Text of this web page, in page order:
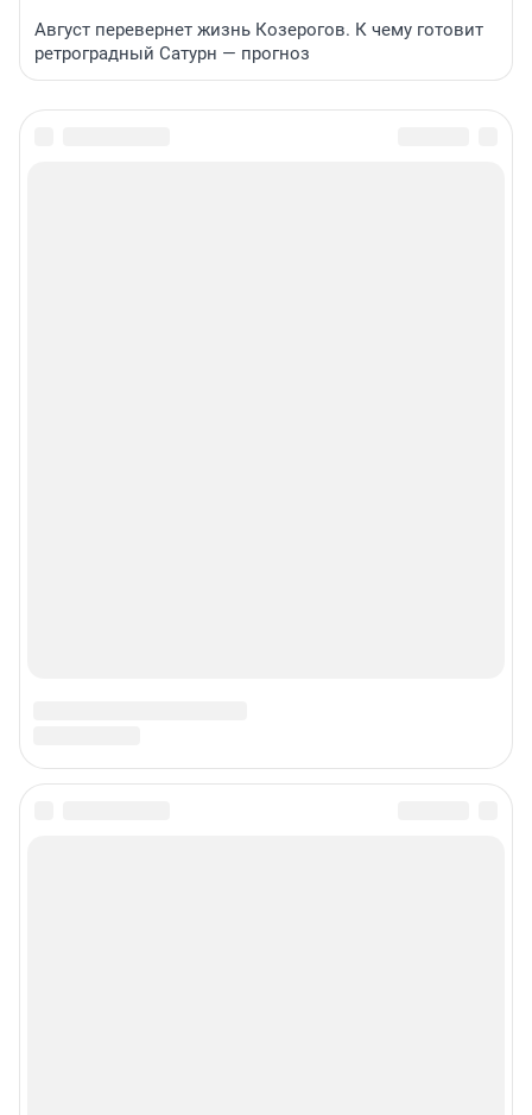
Август перевернет жизнь Козерогов. К чему готовит
ретроградный Сатурн — прогноз